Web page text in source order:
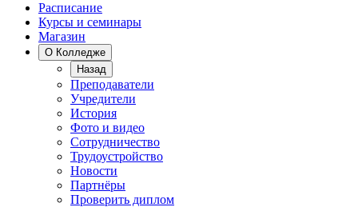
Расписание
Курсы и семинары
Магазин
О Колледже
Назад
Преподаватели
Учредители
История
Фото и видео
Сотрудничество
Трудоустройство
Новости
Партнёры
Проверить диплом